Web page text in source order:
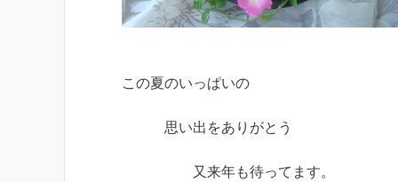
この夏のいっぱいの
思い出をありがとう
又来年も待ってます。